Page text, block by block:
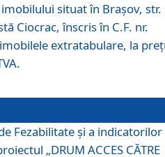
situat în Brașov, str.
Ciocrac, înscris în C.F. nr.
extratabulare, la
Fezabilitate și a indicatorilor
„DRUM ACCES CĂTRE